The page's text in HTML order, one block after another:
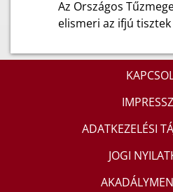
Az Országos
elismeri az ifjú
ADATKEZELÉSI
JOGI